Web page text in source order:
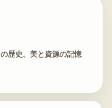
歴史。美と資源の記憶